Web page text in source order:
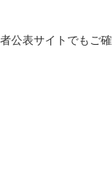
公表サイトでもご確